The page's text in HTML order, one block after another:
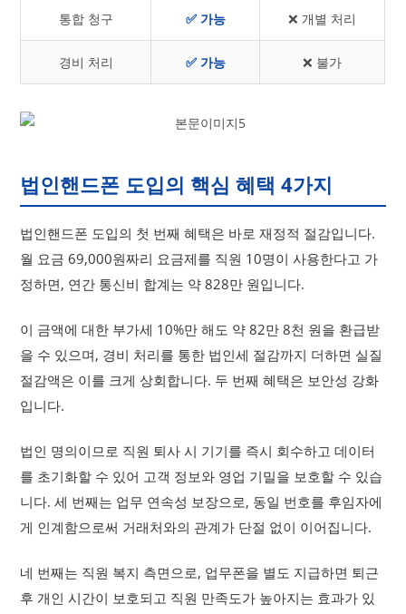
통합 청구 ✅ 가능 ❌ 개별 처리
경비 처리 ✅ 가능 ❌ 불가
법인핸드폰 도입의 핵심 혜택 4가지
법인핸드폰 도입의 첫 번째 혜택은 바로 재정적 절감입니다.
월 요금 69,000원짜리 요금제를 직원 10명이 사용한다고 가
정하면, 연간 통신비 합계는 약 828만 원입니다.
이 금액에 대한 부가세 10%만 해도 약 82만 8천 원을 환급받
을 수 있으며, 경비 처리를 통한 법인세 절감까지 더하면 실질
절감액은 이를 크게 상회합니다. 두 번째 혜택은 보안성 강화
입니다.
법인 명의이므로 직원 퇴사 시 기기를 즉시 회수하고 데이터
를 초기화할 수 있어 고객 정보와 영업 기밀을 보호할 수 있습
니다. 세 번째는 업무 연속성 보장으로, 동일 번호를 후임자에
게 인계함으로써 거래처와의 관계가 단절 없이 이어집니다.
네 번째는 직원 복지 측면으로, 업무폰을 별도 지급하면 퇴근
후 개인 시간이 보호되고 직원 만족도가 높아지는 효과가 있